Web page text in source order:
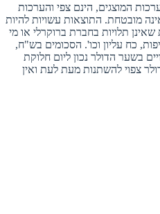
המוצגים, הינם צפי והערכות
מובטחת. התוצאות עשויות להיות
תלויות בחברת ברוקרלי או מי
כח עליון וכו'. הסכומים בש"ח,
בשער הדולר נכון ליום חלוקת
צפוי להשתנות מעת לעת ואין